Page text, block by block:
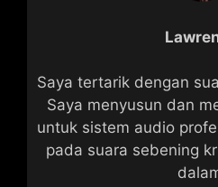
Saya tertarik dengan
Saya menyusun dan
untuk sistem audio
pada suara sebening